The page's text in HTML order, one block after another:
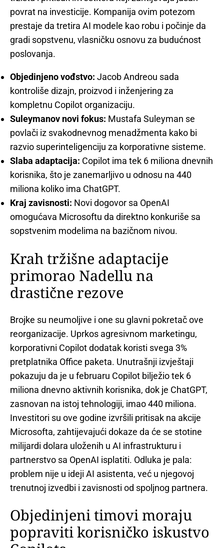
povrat na investicije. Kompanija ovim potezom
prestaje da tretira AI modele kao robu i počinje da
gradi sopstvenu, vlasničku osnovu za budućnost
poslovanja.
Objedinjeno vođstvo: Jacob Andreou sada
kontroliše dizajn, proizvod i inženjering za
kompletnu Copilot organizaciju.
Suleymanov novi fokus: Mustafa Suleyman se
povlači iz svakodnevnog menadžmenta kako bi
razvio superinteligenciju za korporativne sisteme.
Slaba adaptacija: Copilot ima tek 6 miliona dnevnih
korisnika, što je zanemarljivo u odnosu na 440
miliona koliko ima ChatGPT.
Kraj zavisnosti: Novi dogovor sa OpenAI
omogućava Microsoftu da direktno konkuriše sa
sopstvenim modelima na bazičnom nivou.
Krah tržišne adaptacije
primorao Nadellu na
drastične rezove
Brojke su neumoljive i one su glavni pokretač ove
reorganizacije. Uprkos agresivnom marketingu,
korporativni Copilot dodatak koristi svega 3%
pretplatnika Office paketa. Unutrašnji izvještaji
pokazuju da je u februaru Copilot bilježio tek 6
miliona dnevno aktivnih korisnika, dok je ChatGPT,
zasnovan na istoj tehnologiji, imao 440 miliona.
Investitori su ove godine izvršili pritisak na akcije
Microsofta, zahtijevajući dokaze da će se stotine
milijardi dolara uloženih u AI infrastrukturu i
partnerstvo sa OpenAI isplatiti. Odluka je pala:
problem nije u ideji AI asistenta, već u njegovoj
trenutnoj izvedbi i zavisnosti od spoljnog partnera.
Objedinjeni timovi moraju
popraviti korisničko iskustvo